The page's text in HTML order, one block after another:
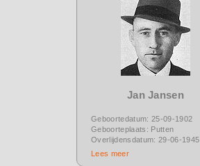
Jan Jansen
Geboortedatum: 25-09-1902
Geboorteplaats: Putten
Overlijdensdatum: 29-06-1945
Lees meer